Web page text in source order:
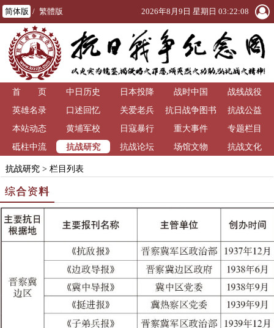
简体版 / 繁體版 2026年8月9日 星期日 03:22:10
首 页 中日历史 日本投降 战时中国
战线战役
英雄名录
口述回忆 关爱老兵
抗日战争图书
馆
抗战公益
本站动态
黄埔军校 日寇暴行 重大事件
专题栏目
砥柱中流
抗战研究 抗战论坛 场馆文物 抗战文化
抗战研究> 栏目列表
综合资料